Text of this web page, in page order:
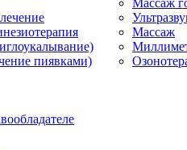
пиявками)
Массаж
Массаж